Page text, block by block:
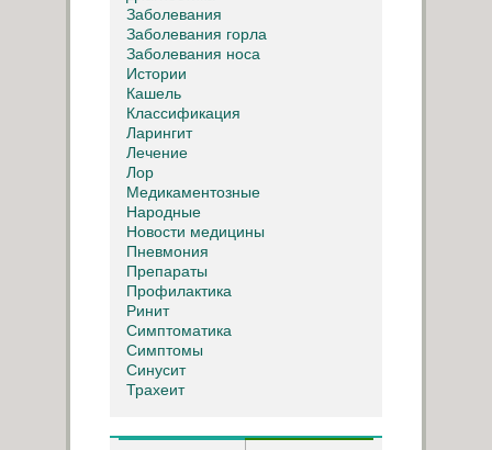
Заболевания
Заболевания горла
Заболевания носа
Истории
Кашель
Классификация
Ларингит
Лечение
Лор
Медикаментозные
Народные
Новости медицины
Пневмония
Препараты
Профилактика
Ринит
Симптоматика
Симптомы
Синусит
Трахеит